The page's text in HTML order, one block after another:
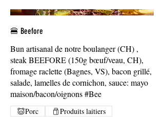
🍔 Beefore
Bun artisanal de notre boulanger (CH) ,
steak BEEFORE (150g bœuf/veau, CH),
fromage raclette (Bagnes, VS), bacon grillé,
salade, lamelles de cornichon, sauce: mayo
maison/bacon/oignons #Bee
Porc Produits laitiers